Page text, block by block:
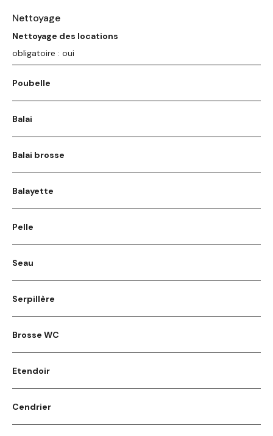
Nettoyage
Nettoyage des locations
obligatoire : oui
Poubelle
Balai
Balai brosse
Balayette
Pelle
Seau
Serpillère
Brosse WC
Etendoir
Cendrier